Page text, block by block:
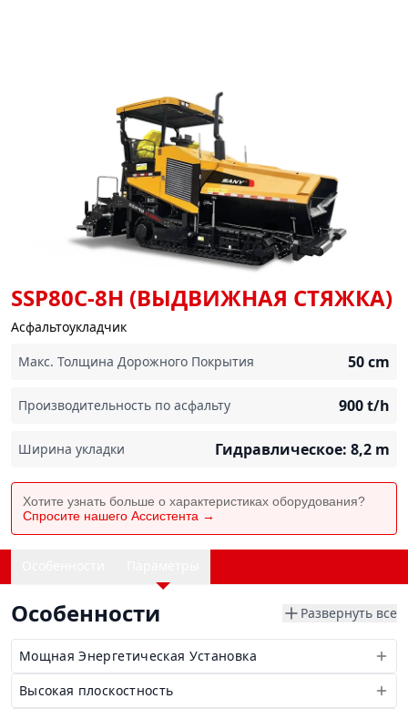
SSP80C-8H (ВЫДВИЖНАЯ СТЯЖКА)
Асфальтоукладчик
Макс. Толщина Дорожного Покрытия
50cm
Производительность по асфальту 900t/h
Ширина укладки Гидравлическое: 8,2 m
Хотите узнать больше о характеристиках оборудования?
Спросите нашего Ассистента →
Особенности Развернуть все
Мощная Энергетическая Установка
Высокая плоскостность